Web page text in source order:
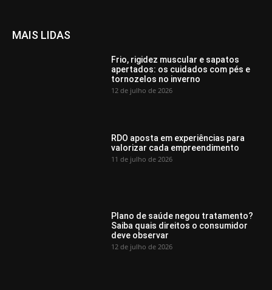
MAIS LIDAS
Frio, rigidez muscular e sapatos
apertados: os cuidados com pés e
tornozelos no inverno
12 de julho de 2026
RDO aposta em experiências para
valorizar cada empreendimento
11 de julho de 2026
Plano de saúde negou tratamento?
Saiba quais direitos o consumidor
deve observar
12 de julho de 2026